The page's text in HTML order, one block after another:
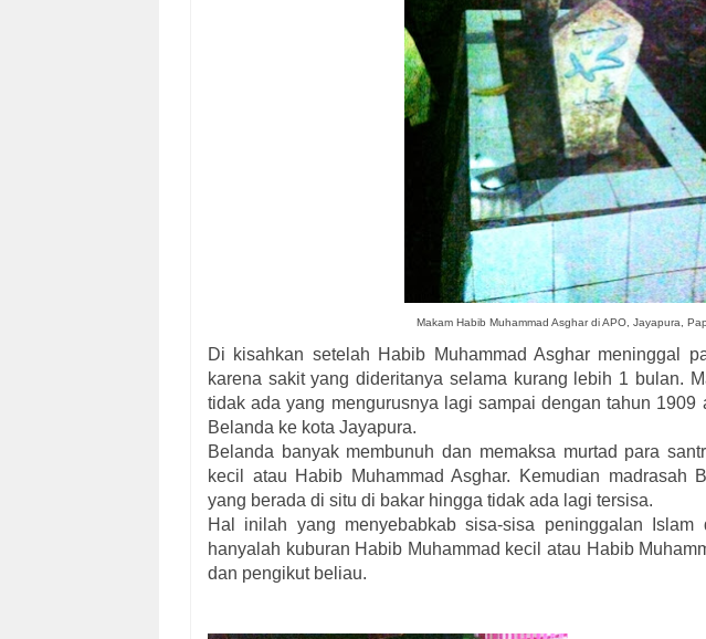
Makam Habib Muhammad Asghar di APO, Jayapura,
Di kisahkan setelah Habib Muhammad Asghar meninggal
karena sakit yang dideritanya selama kurang lebih 1 bulan.
tidak ada yang mengurusnya lagi sampai dengan tahun 1909
Belanda ke kota Jayapura.
Belanda banyak membunuh dan memaksa murtad para
kecil atau Habib Muhammad Asghar. Kemudian madrasah
yang berada di situ di bakar hingga tidak ada lagi tersisa.
Hal inilah yang menyebabkab sisa-sisa peninggalan
hanyalah kuburan Habib Muhammad kecil atau Habib
dan pengikut beliau.